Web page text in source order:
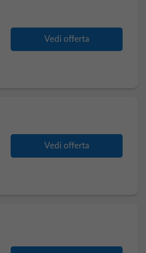
Vedi offerta
Vedi offerta